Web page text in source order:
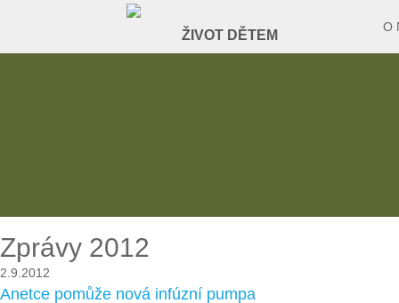
O
Zprávy 2012
2.9.2012
Anetce pomůže nová infúzní pumpa